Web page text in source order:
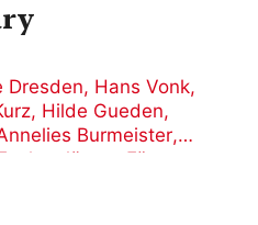
Dresden, Hans Vonk,
, Hilde Gueden,
Burmeister,
Jürgen Förster